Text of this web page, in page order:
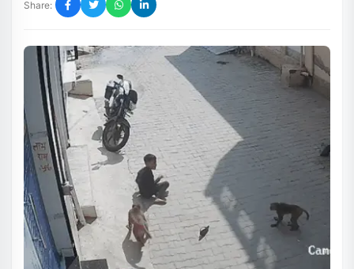
Share: